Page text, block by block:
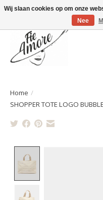
Home /
SHOPPER TOTE LOGO
Wij slaan cookies op om onze
Nee